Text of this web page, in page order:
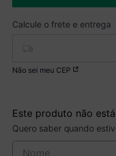
Não sei meu CEP
Este produto não
Quero saber quando